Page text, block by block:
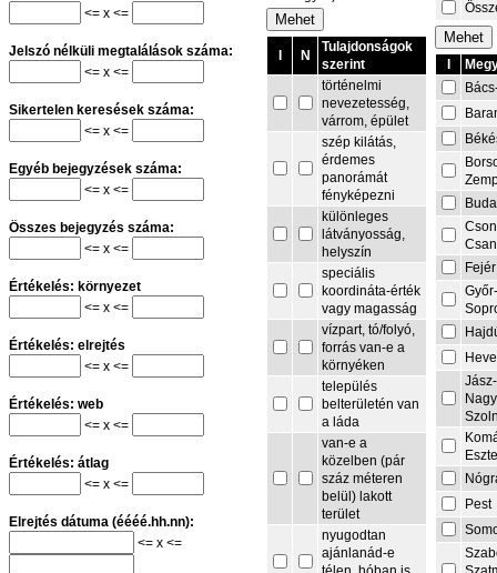
<= x <=
Jelszó nélküli megtalálások száma:
<= x <=
Sikertelen keresések száma:
<= x <=
Egyéb bejegyzések száma:
<= x <=
Összes bejegyzés száma:
<= x <=
Értékelés: környezet
<= x <=
Értékelés: elrejtés
<= x <=
Értékelés: web
<= x <=
Értékelés: átlag
<= x <=
Elrejtés dátuma (éééé.hh.nn):
<= x <=
I N
Tulajdonságok
szerint
történelmi
nevezetesség,
várrom, épület
szép kilátás,
érdemes
panorámát
fényképezni
különleges
látványosság,
helyszín
speciális
koordináta-érték
vagy magasság
vízpart, tó/folyó,
forrás van-e a
környéken
település
belterületén van
a láda
van-e a
közelben (pár
száz méteren
belül) lakott
terület
nyugodtan
ajánlanád-e
I
Fejér
Jász-
Pest